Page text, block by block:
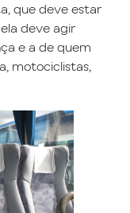
que deve estar
deve agir
e a de quem
motociclistas,